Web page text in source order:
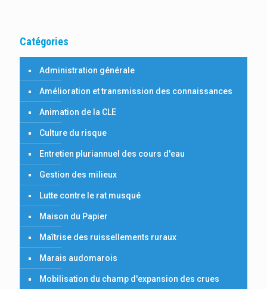
Catégories
Administration générale
Amélioration et transmission des connaissances
Animation de la CLE
Culture du risque
Entretien pluriannuel des cours d'eau
Gestion des milieux
Lutte contre le rat musqué
Maison du Papier
Maîtrise des ruissellements ruraux
Marais audomarois
Mobilisation du champ d'expansion des crues